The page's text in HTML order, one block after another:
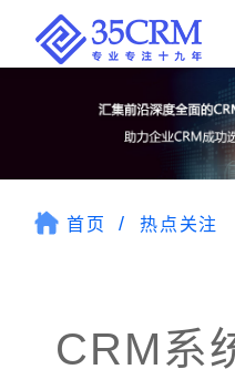
首页 热点关注
CRM系